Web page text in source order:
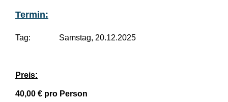
Termin:
Tag: Samstag, 20.12.2025
Preis:
40,00 € pro Person